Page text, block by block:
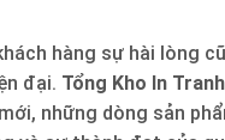
hàng sự hài lòng
đại. Tổng Kho In
những dòng sản